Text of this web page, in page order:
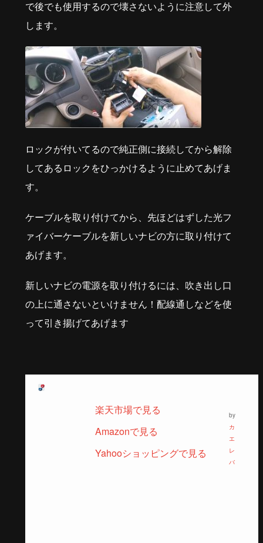
で後でも使用するので壊さないように注意して外
します。
ロックが付いてるので純正側に接続してから解除
してあるロックをひっかけるように止めてあげま
す。
ケーブルを取り付けてから、先ほどはずした光フ
ァイバーケーブルを新しいナビの方に取り付けて
あげます。
新しいナビの電源を取り付けるには、吹き出し口
の上に通さないといけません！配線通しなどを使
って引き揚げてあげます
楽天市場で見る
Amazonで見る
Yahooショッピングで見る
by
カ
エ
レ
バ